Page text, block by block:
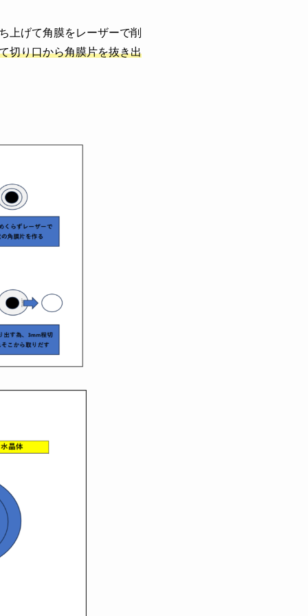
上げて角膜をレーザーで削
切り口から角膜片を抜き出